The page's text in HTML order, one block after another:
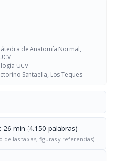
de Anatomía Normal,
UCV
Santaella, Los Teques
min (4.150 palabras)
de las tablas, figuras y referencias)